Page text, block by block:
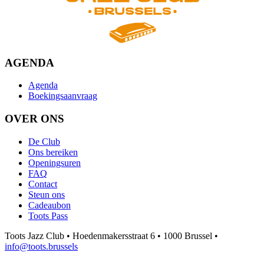
AGENDA
Agenda
Boekingsaanvraag
OVER ONS
De Club
Ons bereiken
Openingsuren
FAQ
Contact
Steun ons
Cadeaubon
Toots Pass
Toots Jazz Club • Hoedenmakersstraat 6 • 1000 Brussel •
info@toots.brussels